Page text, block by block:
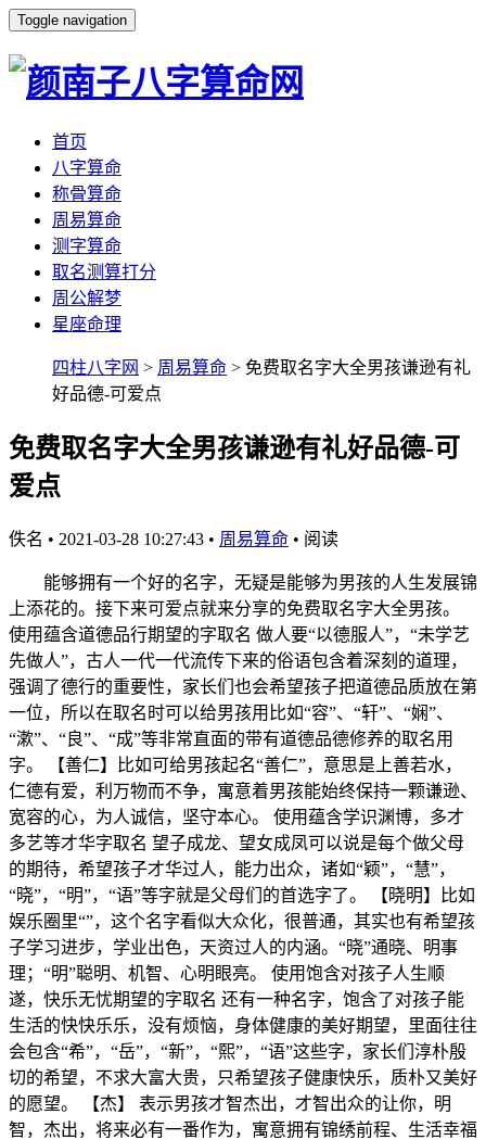
Toggle navigation
首页
八字算命
称骨算命
周易算命
测字算命
取名测算打分
周公解梦
星座命理
四柱八字网 > 周易算命 > 免费取名字大全男孩谦逊有礼
好品德-可爱点
免费取名字大全男孩谦逊有礼好品德-可
爱点
佚名 • 2021-03-28 10:27:43 • 周易算命 • 阅读
能够拥有一个好的名字，无疑是能够为男孩的人生发展锦
上添花的。接下来可爱点就来分享的免费取名字大全男孩。
使用蕴含道德品行期望的字取名 做人要“以德服人”，“未学艺
先做人”，古人一代一代流传下来的俗语包含着深刻的道理，
强调了德行的重要性，家长们也会希望孩子把道德品质放在第
一位，所以在取名时可以给男孩用比如“容”、“轩”、“娴”、
“漱”、“良”、“成”等非常直面的带有道德品德修养的取名用
字。 【善仁】比如可给男孩起名“善仁”，意思是上善若水，
仁德有爱，利万物而不争，寓意着男孩能始终保持一颗谦逊、
宽容的心，为人诚信，坚守本心。 使用蕴含学识渊博，多才
多艺等才华字取名 望子成龙、望女成凤可以说是每个做父母
的期待，希望孩子才华过人，能力出众，诸如“颖”，“慧”，
“晓”，“明”，“语”等字就是父母们的首选字了。 【晓明】比如
娱乐圈里“”，这个名字看似大众化，很普通，其实也有希望孩
子学习进步，学业出色，天资过人的内涵。“晓”通晓、明事
理；“明”聪明、机智、心明眼亮。 使用饱含对孩子人生顺
遂，快乐无忧期望的字取名 还有一种名字，饱含了对孩子能
生活的快快乐乐，没有烦恼，身体健康的美好期望，里面往往
会包含“希”，“岳”，“新”，“熙”，“语”这些字，家长们淳朴殷
切的希望，不求大富大贵，只希望孩子健康快乐，质朴又美好
的愿望。 【杰】 表示男孩才智杰出，才智出众的让你，明
智，杰出，将来必有一番作为，寓意拥有锦绣前程、生活幸福